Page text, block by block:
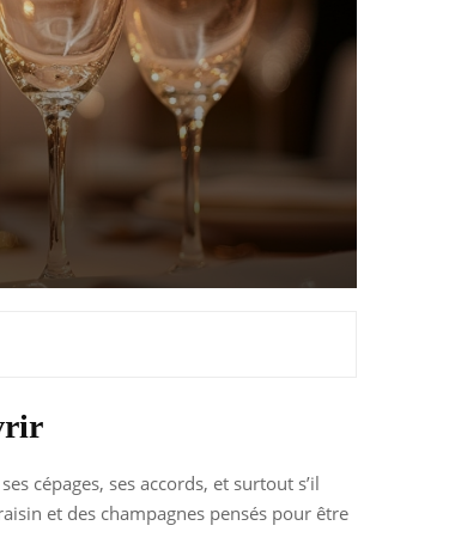
cépages, ses accords, et surtout s’il
et des champagnes pensés pour être